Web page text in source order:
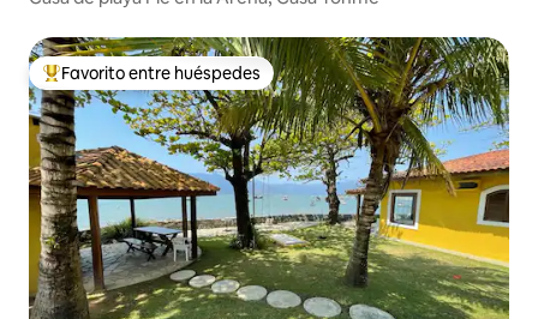
Favorito entre huéspedes preferido
Favorito entre huéspedes